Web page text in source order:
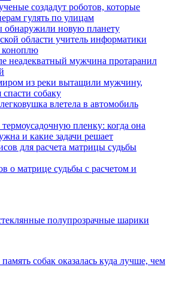
создадут роботов, которые
гулять по улицам
обнаружили новую планету
области учитель информатики
коноплю
неадекватный мужчина протаранил
из реки вытащили мужчину,
собаку
влетела в автомобиль
пленку: когда она
и какие задачи решает
для расчета матрицы судьбы
о матрице судьбы с расчетом и
полупрозрачные шарики
собак оказалась куда лучше, чем